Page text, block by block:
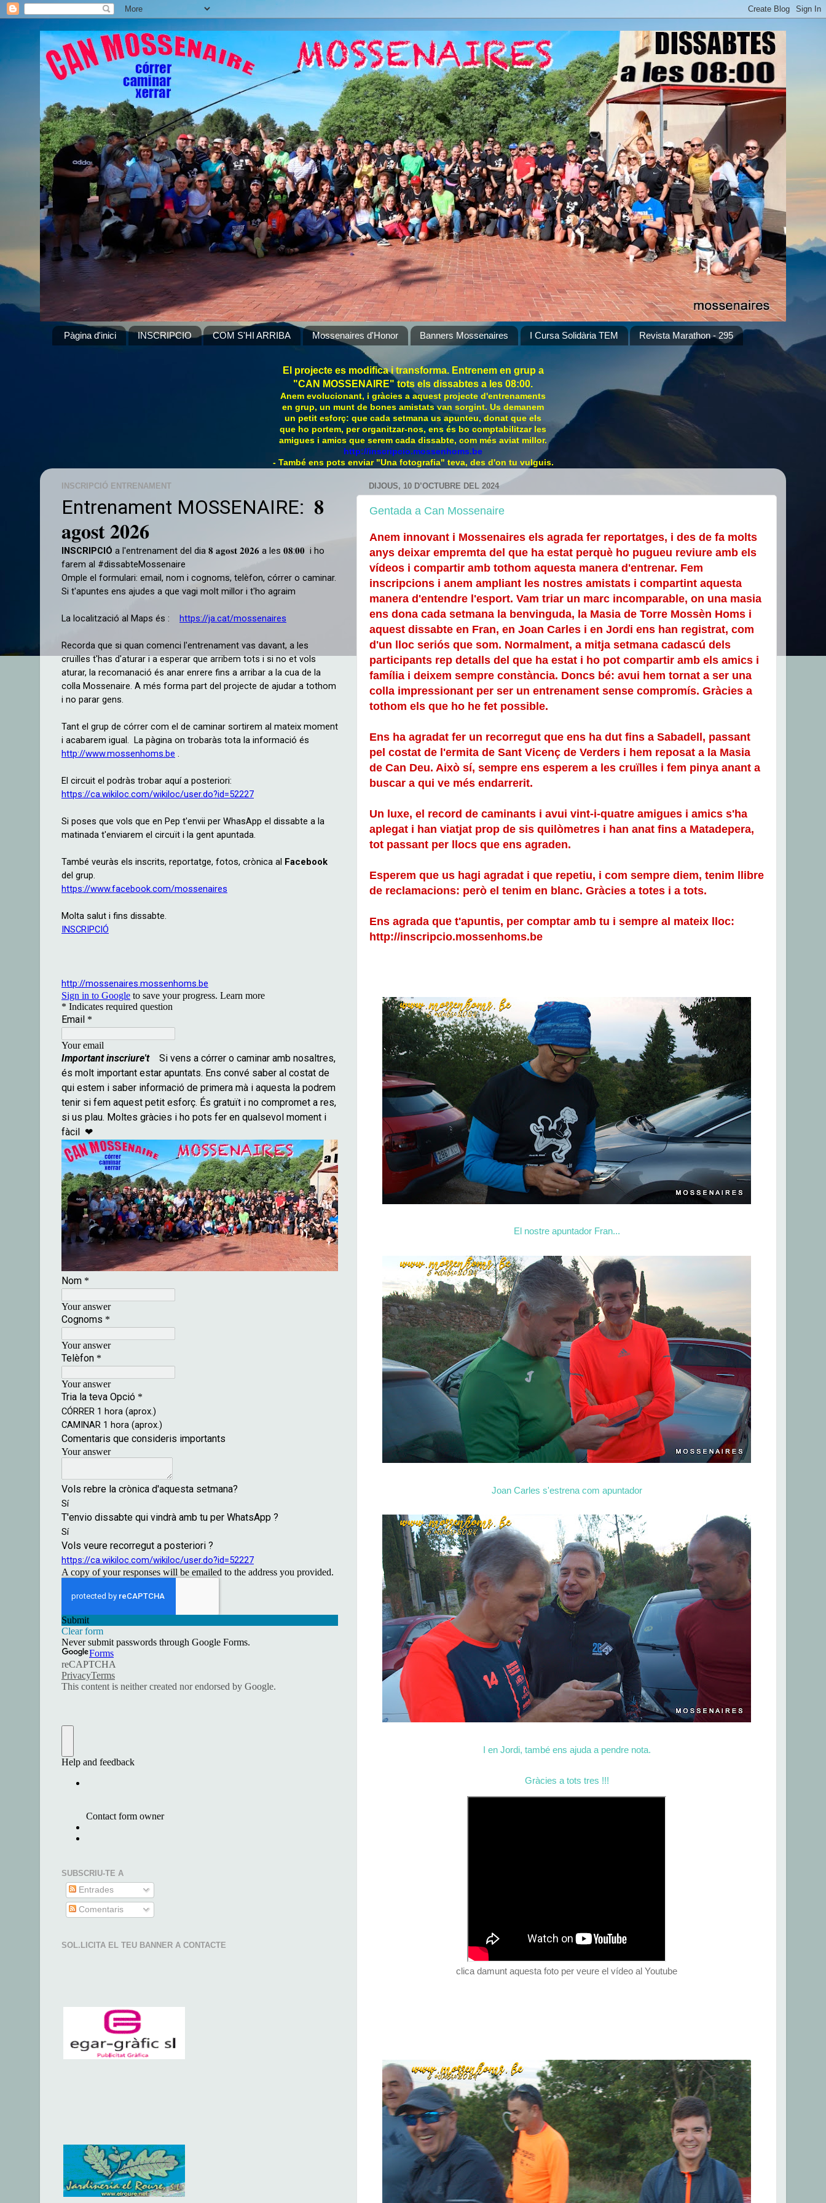
Pàgina d'inici INSCRIPCIO COM S'HI ARRIBA Mossenaires d'Honor Banners Mossenaires I Cursa Solidària TEM Revista Marathon - 295
El projecte es modifica i transforma. Entrenem en grup a
"CAN MOSSENAIRE" tots els dissabtes a les 08:00.
Anem evolucionant, i gràcies a aquest projecte d'entrenaments
en grup, un munt de bones amistats van sorgint. Us demanem
un petit esforç: que cada setmana us apunteu, donat que els
que ho portem, per organitzar-nos, ens és bo comptabilitzar les
amigues i amics que serem cada dissabte, com més aviat millor.
http://inscripcio.mossenhoms.be
- També ens pots enviar "Una fotografia" teva, des d'on tu vulguis.
DIJOUS, 10 D’OCTUBRE DEL 2024
Gentada a Can Mossenaire
Anem innovant i Mossenaires els agrada fer reportatges, i des de fa molts
anys deixar empremta del que ha estat perquè ho pugueu reviure amb els
vídeos i compartir amb tothom aquesta manera d'entrenar. Fem
inscripcions i anem ampliant les nostres amistats i compartint aquesta
manera d'entendre l'esport. Vam triar un marc incomparable, on una masia
ens dona cada setmana la benvinguda, la Masia de Torre Mossèn Homs i
aquest dissabte en Fran, en Joan Carles i en Jordi ens han registrat, com
d'un lloc seriós que som. Normalment, a mitja setmana cadascú dels
participants rep detalls del que ha estat i ho pot compartir amb els amics i
família i deixem sempre constància. Doncs bé: avui hem tornat a ser una
colla impressionant per ser un entrenament sense compromís. Gràcies a
tothom els que ho he fet possible.
Ens ha agradat fer un recorregut que ens ha dut fins a Sabadell, passant
pel costat de l'ermita de Sant Vicenç de Verders i hem reposat a la Masia
de Can Deu. Això sí, sempre ens esperem a les cruïlles i fem pinya anant a
buscar a qui ve més endarrerit.
Un luxe, el record de caminants i avui vint-i-quatre amigues i amics s'ha
aplegat i han viatjat prop de sis quilòmetres i han anat fins a Matadepera,
tot passant per llocs que ens agraden.
Esperem que us hagi agradat i que repetiu, i com sempre diem, tenim llibre
de reclamacions: però el tenim en blanc. Gràcies a totes i a tots.
Ens agrada que t'apuntis, per comptar amb tu i sempre al mateix lloc:
http://inscripcio.mossenhoms.be
El nostre apuntador Fran...
Joan Carles s'estrena com apuntador
I en Jordi, també ens ajuda a pendre nota.
Gràcies a tots tres !!!
clica damunt aquesta foto per veure el vídeo al Youtube
INSCRIPCIÓ ENTRENAMENT
SUBSCRIU-TE A
Entrades
Comentaris
SOL.LICITA EL TEU BANNER A CONTACTE